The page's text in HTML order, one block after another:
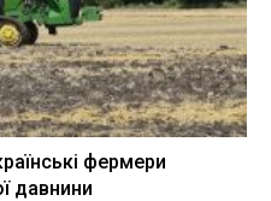
фермери
давнини